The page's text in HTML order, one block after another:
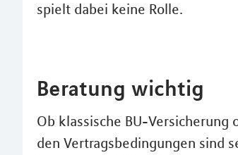
spielt dabei keine Rolle.
Beratung wichtig
Ob klassische BU-
den Vertragsbedingungen sind